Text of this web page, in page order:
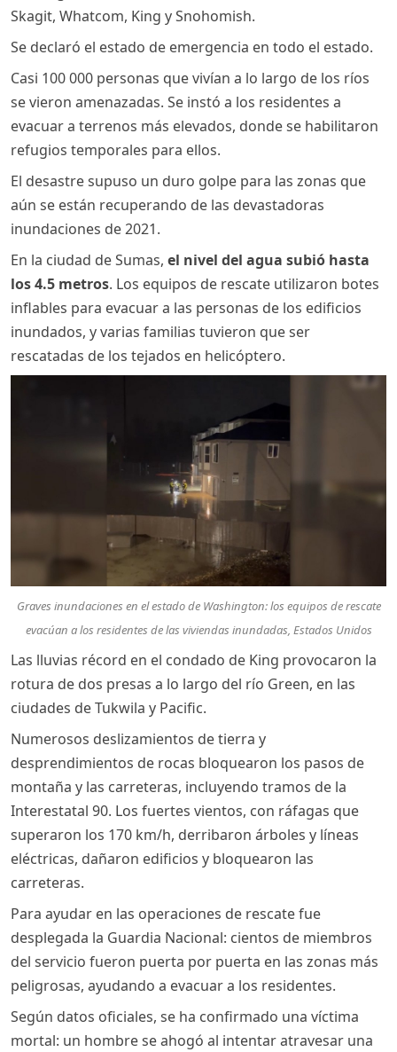
Skagit, Whatcom, King y Snohomish.
Se declaró el estado de emergencia en todo el estado.
Casi 100 000 personas que vivían a lo largo de los ríos
se vieron amenazadas. Se instó a los residentes a
evacuar a terrenos más elevados, donde se habilitaron
refugios temporales para ellos.
El desastre supuso un duro golpe para las zonas que
aún se están recuperando de las devastadoras
inundaciones de 2021.
En la ciudad de Sumas, el nivel del agua subió hasta
los 4.5 metros. Los equipos de rescate utilizaron botes
inflables para evacuar a las personas de los edificios
inundados, y varias familias tuvieron que ser
rescatadas de los tejados en helicóptero.
Graves inundaciones en el estado de Washington: los equipos de rescate
evacúan a los residentes de las viviendas inundadas, Estados Unidos
Las lluvias récord en el condado de King provocaron la
rotura de dos presas a lo largo del río Green, en las
ciudades de Tukwila y Pacific.
Numerosos deslizamientos de tierra y
desprendimientos de rocas bloquearon los pasos de
montaña y las carreteras, incluyendo tramos de la
Interestatal 90. Los fuertes vientos, con ráfagas que
superaron los 170 km/h, derribaron árboles y líneas
eléctricas, dañaron edificios y bloquearon las
carreteras.
Para ayudar en las operaciones de rescate fue
desplegada la Guardia Nacional: cientos de miembros
del servicio fueron puerta por puerta en las zonas más
peligrosas, ayudando a evacuar a los residentes.
Según datos oficiales, se ha confirmado una víctima
mortal: un hombre se ahogó al intentar atravesar una